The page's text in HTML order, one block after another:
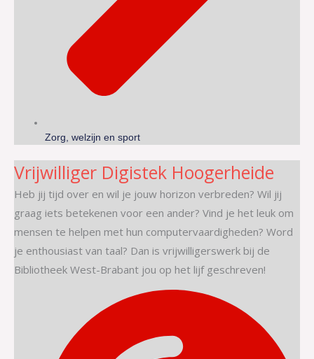
Zorg, welzijn en sport
Vrijwilliger Digistek Hoogerheide
Heb jij tijd over en wil je jouw horizon verbreden? Wil jij
graag iets betekenen voor een ander? Vind je het leuk om
mensen te helpen met hun computervaardigheden? Word
je enthousiast van taal? Dan is vrijwilligerswerk bij de
Bibliotheek West-Brabant jou op het lijf geschreven!